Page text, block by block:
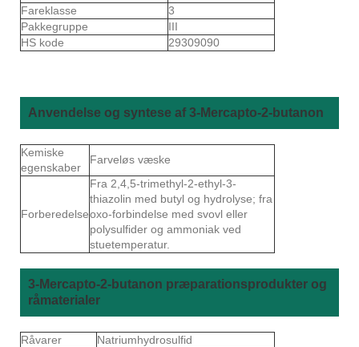
Fareklasse
3
Pakkegruppe
III
HS kode
29309090
Anvendelse og syntese af 3-Mercapto-2-butanon
Kemiske
egenskaber
Farveløs væske
Forberedelse
Fra 2,4,5-trimethyl-2-ethyl-3-
thiazolin med butyl og hydrolyse; fra
oxo-forbindelse med svovl eller
polysulfider og ammoniak ved
stuetemperatur.
3-Mercapto-2-butanon præparationsprodukter og
råmaterialer
Råvarer Natriumhydrosulfid